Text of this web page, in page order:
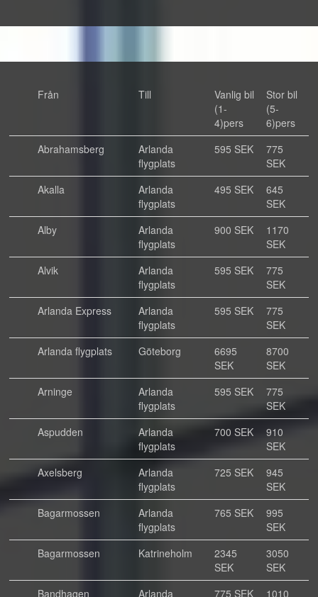
Från Till
Vanlig bil
(1-
4)pers
Stor bil
(5-
6)pers
Abrahamsberg
Arlanda
flygplats
595 SEK
775
SEK
Akalla
Arlanda
flygplats
495 SEK
645
SEK
Alby
Arlanda
flygplats
900 SEK
1170
SEK
Alvik
Arlanda
flygplats
595 SEK
775
SEK
Arlanda Express
Arlanda
flygplats
595 SEK
775
SEK
Arlanda flygplats
Göteborg
6695
SEK
8700
SEK
Arninge
Arlanda
flygplats
595 SEK
775
SEK
Aspudden
Arlanda
flygplats
700 SEK
910
SEK
Axelsberg
Arlanda
flygplats
725 SEK
945
SEK
Bagarmossen
Arlanda
flygplats
765 SEK
995
SEK
Bagarmossen
Katrineholm
2345
SEK
3050
SEK
Bandhagen
Arlanda 775 SEK 1010